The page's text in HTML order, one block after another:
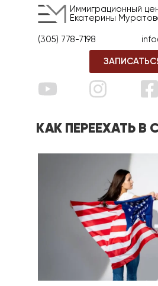
Иммиграционный
Екатерины
(305) 778-7198
КАК ПЕРЕЕХАТЬ В